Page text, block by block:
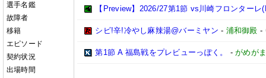
選手名鑑
故障者
移籍
エピソード
契約状況
出場時間
【Preview】2026/27第1節 vs川崎フロンターレ
シビ!辛!冷やし麻辣湯@バーミヤン - 浦和御殿 -
第1節 A 福島戦をプレビューっぽく。 -がめが